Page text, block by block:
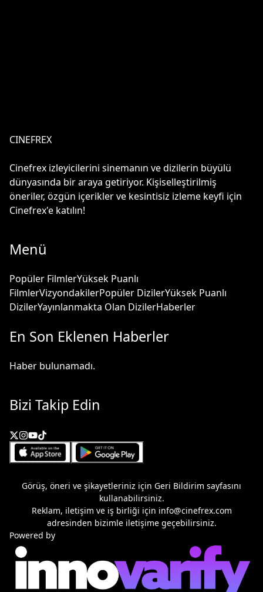
CINEFREX
Cinefrex izleyicilerini sinemanın ve dizilerin büyülü
dünyasında bir araya getiriyor. Kişiselleştirilmiş
öneriler, özgün içerikler ve kesintisiz izleme keyfi için
Cinefrex'e katılın!
Menü
Popüler FilmlerYüksek Puanlı
FilmlerVizyondakilerPopüler DizilerYüksek Puanlı
DizilerYayınlanmakta Olan DizilerHaberler
En Son Eklenen Haberler
Haber bulunamadı.
Bizi Takip Edin
Görüş, öneri ve şikayetleriniz için Geri Bildirim sayfasını
kullanabilirsiniz.
Reklam, iletişim ve iş birliği için info@cinefrex.com
adresinden bizimle iletişime geçebilirsiniz.
Powered by